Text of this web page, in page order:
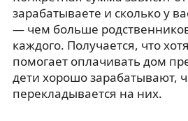
зарабатываете и сколько у
— чем больше
каждого. Получается, что
помогает оплачивать дом
дети хорошо зарабатывают,
перекладывается на них.